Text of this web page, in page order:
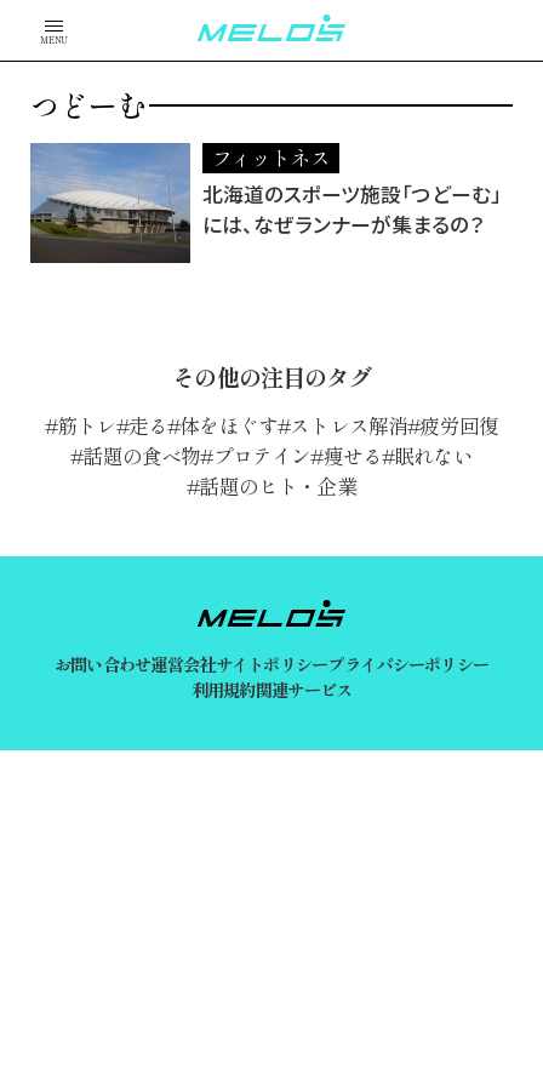
MENU
つどーむ
フィットネス
北海道のスポーツ施設「つどーむ」
には、なぜランナーが集まるの？
その他の注目のタグ
筋トレ 走る 体をほぐす ストレス解消 疲労回復
話題の食べ物 プロテイン 痩せる 眠れない
話題のヒト・企業
お問い合わせ運営会社サイトポリシープライバシーポリシー
利用規約関連サービス